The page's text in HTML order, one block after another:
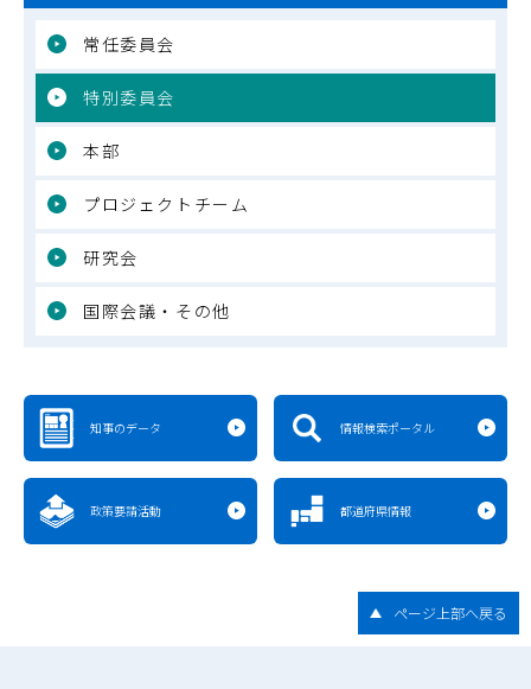
常任委員会
特別委員会
本部
プロジェクトチーム
研究会
国際会議・その他
知事のデータ 情報検索ポータル
政策要請活動 都道府県情報
ページ上部へ戻る